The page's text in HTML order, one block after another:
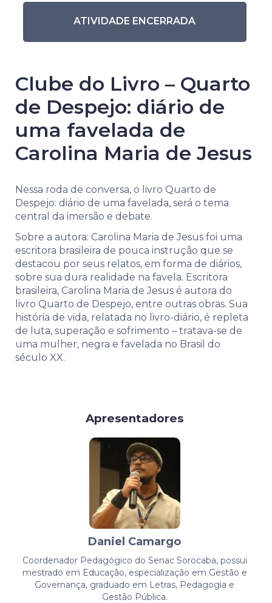
ATIVIDADE ENCERRADA
Clube do Livro – Quarto
de Despejo: diário de
uma favelada de
Carolina Maria de Jesus
Nessa roda de conversa, o livro Quarto de
Despejo: diário de uma favelada, será o tema
central da imersão e debate.
Sobre a autora: Carolina Maria de Jesus foi uma
escritora brasileira de pouca instrução que se
destacou por seus relatos, em forma de diários,
sobre sua dura realidade na favela. Escritora
brasileira, Carolina Maria de Jesus é autora do
livro Quarto de Despejo, entre outras obras. Sua
história de vida, relatada no livro-diário, é repleta
de luta, superação e sofrimento – tratava-se de
uma mulher, negra e favelada no Brasil do
século XX.
Apresentadores
Daniel Camargo
Coordenador Pedagógico do Senac Sorocaba, possui
mestrado em Educação, especialização em Gestão e
Governança, graduado em Letras, Pedagogia e
Gestão Pública.